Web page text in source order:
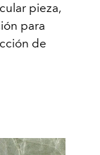
pieza,
para
de